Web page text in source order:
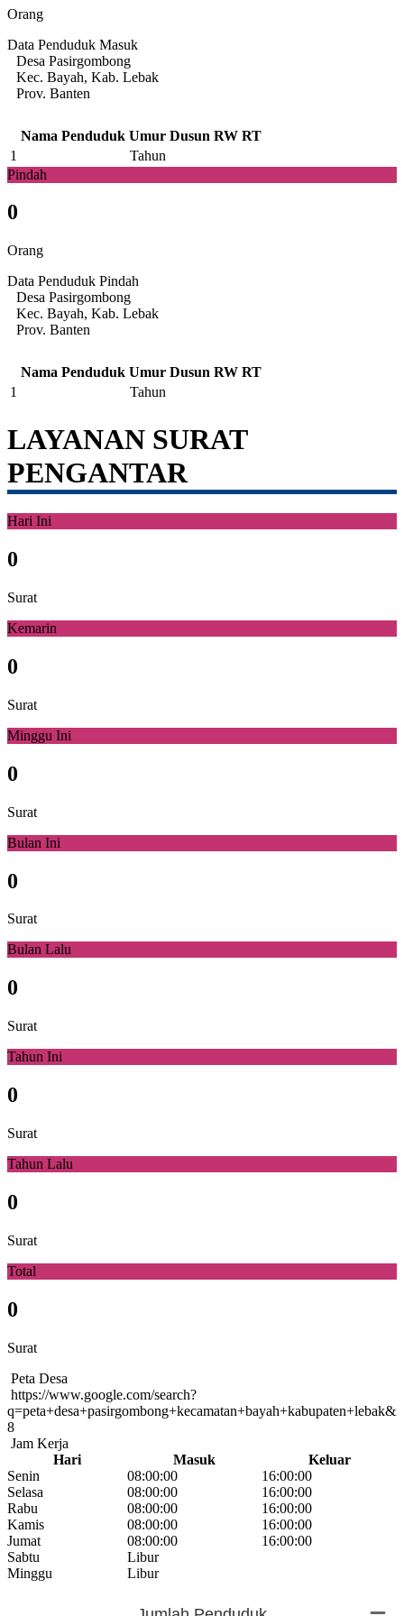
Orang
Data Penduduk Masuk
Desa Pasirgombong
Kec. Bayah, Kab. Lebak
Prov. Banten
Nama Penduduk Umur Dusun RW RT
1
Tahun
Pindah
0
Orang
Data Penduduk Pindah
Desa Pasirgombong
Kec. Bayah, Kab. Lebak
Prov. Banten
Nama Penduduk Umur Dusun RW RT
1
Tahun
LAYANAN SURAT
PENGANTAR
Hari Ini
0
Surat
Kemarin
0
Surat
Minggu Ini
0
Surat
Bulan Ini
0
Surat
Bulan Lalu
0
Surat
Tahun Ini
0
Surat
Tahun Lalu
0
Surat
Total
0
Surat
Peta Desa
https://www.google.com/search?
8
Jam Kerja
Hari
Masuk
Keluar
Senin
08:00:00
16:00:00
Selasa
08:00:00
16:00:00
Rabu
08:00:00
16:00:00
Kamis
08:00:00
16:00:00
Jumat
08:00:00
16:00:00
Sabtu
Libur
Minggu
Libur